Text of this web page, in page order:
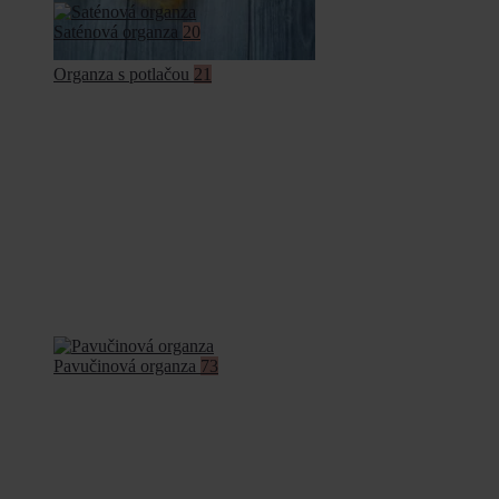
Organza s potlačou 21
Saténová organza 20
Pavučinová organza 73